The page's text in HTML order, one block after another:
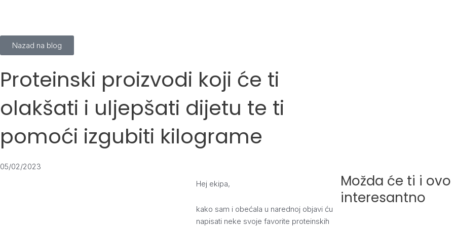
Nazad na blog
Proteinski proizvodi koji će ti
olakšati i uljepšati dijetu te ti
pomoći izgubiti kilograme
05/02/2023
Hej ekipa,
kako sam i obećala u narednoj objavi ću
napisati neke svoje favorite proteinskih
Možda će ti i
interesantno